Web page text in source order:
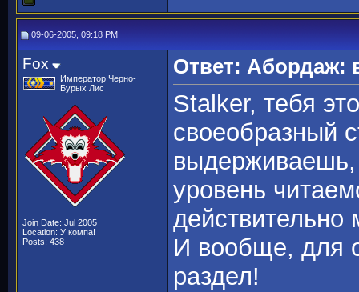
09-06-2005, 09:18 PM
Fox
Император Черно-
Бурых Лис
Join Date: Jul 2005
Location: У компа!
Posts: 438
Ответ: Абордаж:
Stalker, тебя
своеобразный
уровень
действительно
И вообще, для
раздел!